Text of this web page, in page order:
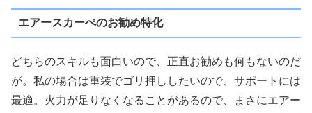
エアースカーぺのお勧め特化
どちらのスキルも面白いので、正直お勧めも何もないのだ
が。私の場合は重装でゴリ押ししたいので、サポートには
最適。火力が足りなくなることがあるので、まさにエアー